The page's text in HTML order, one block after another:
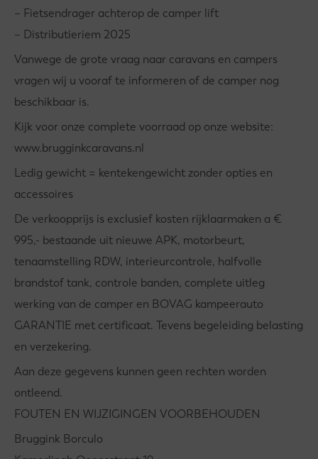
– Fietsendrager achterop de camper lift
– Distributieriem 2025
Vanwege de grote vraag naar caravans en campers
vragen wij u vooraf te informeren of de camper nog
beschikbaar is.
Kijk voor onze complete voorraad op onze website:
www.brugginkcaravans.nl
Ledig gewicht = kentekengewicht zonder opties en
accessoires
De verkoopprijs is exclusief kosten rijklaarmaken a €
995,- bestaande uit nieuwe APK, motorbeurt,
tenaamstelling RDW, interieurcontrole, halfvolle
brandstof tank, controle banden, complete uitleg
werking van de camper en BOVAG kampeerauto
GARANTIE met certificaat. Tevens begeleiding belasting
en verzekering.
Aan deze gegevens kunnen geen rechten worden
ontleend.
FOUTEN EN WIJZIGINGEN VOORBEHOUDEN
Bruggink Borculo